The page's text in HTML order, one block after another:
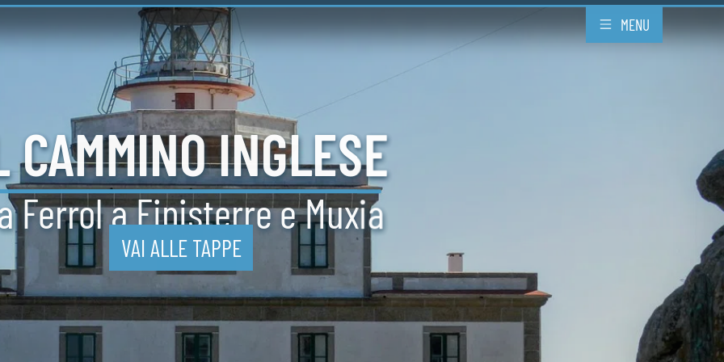
MENU
CAMMINOINGLESE
Ferrol aFinisterre e Muxia
VAI ALLE TAPPE